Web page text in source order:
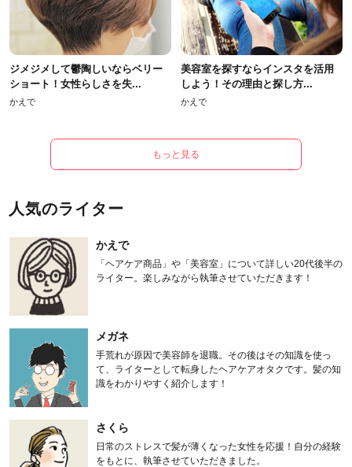
ジメジメして鬱陶しいならベリー
ショート！女性らしさを失...
かえで
美容室を探すならインスタを活用
しよう！その理由と探し方...
かえで
もっと見る
人気のライター
かえで
「ヘアケア商品」や「美容室」について詳しい20代後半の
ライター。楽しみながら執筆させていただきます！
メガネ
手荒れが原因で美容師を退職。その後はその知識を使っ
て、ライターとして転身したヘアケアオタクです。髪の知
識をわかりやすく紹介します！
さくら
日常のストレスで髪が薄くなった女性を応援！自分の経験
をもとに、執筆させていただきました。